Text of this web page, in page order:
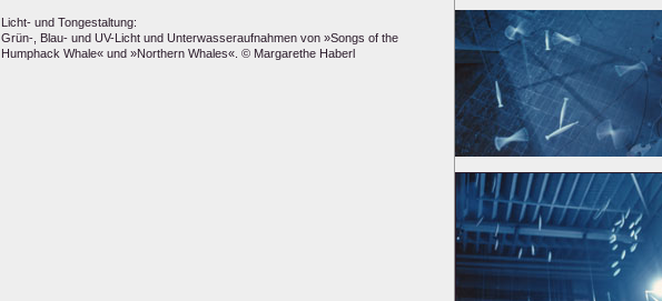
Licht- und Tongestaltung:
Grün-, Blau- und UV-Licht und Unterwasseraufnahmen von »Songs of the
Humphack Whale« und »Northern Whales«. © Margarethe Haberl